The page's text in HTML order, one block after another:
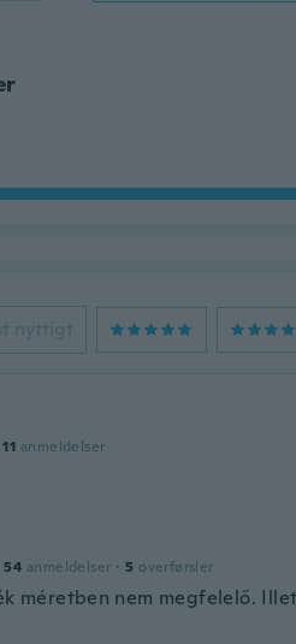
nyttigt
11 anmeldelser
54 anmeldelser · 5 overførsler
méretben nem megfelelő.